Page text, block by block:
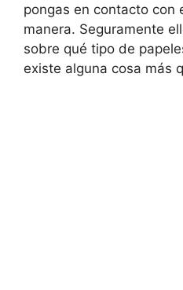
pongas en contacto con
manera. Seguramente
sobre qué tipo de
existe alguna cosa más